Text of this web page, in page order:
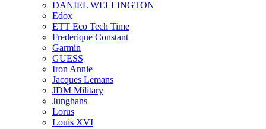
DANIEL WELLINGTON
Edox
ETT Eco Tech Time
Frederique Constant
Garmin
GUESS
Iron Annie
Jacques Lemans
JDM Military
Junghans
Lorus
Louis XVI